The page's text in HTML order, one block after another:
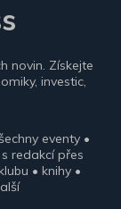
novin. Získejte
investic,
eventy •
redakcí přes
• knihy •